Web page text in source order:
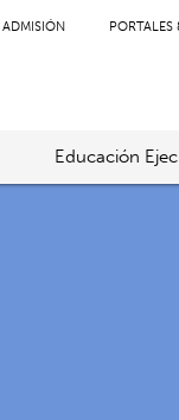
ADMISIÓN PORTALES
Educación